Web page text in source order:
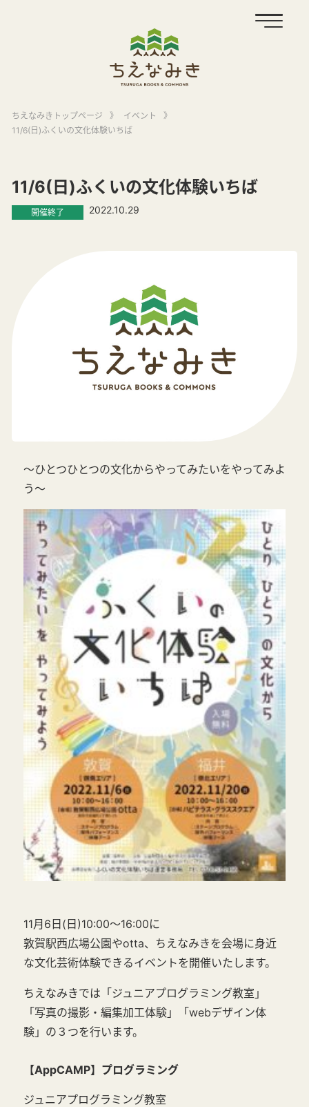
ちえなみきトップページ 》 イベント
》
11/6(日)ふくいの文化体験いちば
11/6(日)ふくいの文化体験いちば
開催終了 2022.10.29
～ひとつひとつの文化からやってみたいをやってみよ
う～
11月6日(日)10:00～16:00に
敦賀駅西広場公園やotta、ちえなみきを会場に身近
な文化芸術体験できるイベントを開催いたします。
ちえなみきでは「ジュニアプログラミング教室」
「写真の撮影・編集加工体験」「webデザイン体
験」の３つを行います。
【AppCAMP】プログラミング
ジュニアプログラミング教室